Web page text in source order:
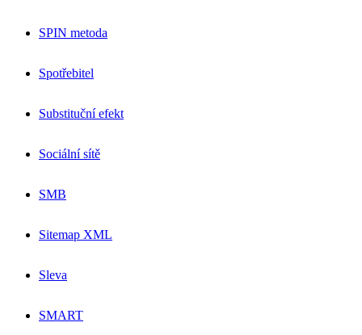
SPIN metoda
Spotřebitel
Substituční efekt
Sociální sítě
SMB
Sitemap XML
Sleva
SMART